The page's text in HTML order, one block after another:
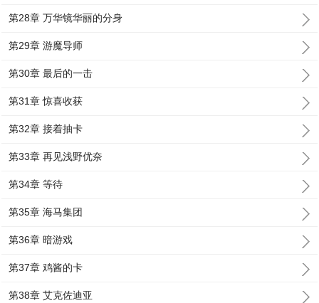
第28章 万华镜华丽的分身
第29章 游魔导师
第30章 最后的一击
第31章 惊喜收获
第32章 接着抽卡
第33章 再见浅野优奈
第34章 等待
第35章 海马集团
第36章 暗游戏
第37章 鸡酱的卡
第38章 艾克佐迪亚